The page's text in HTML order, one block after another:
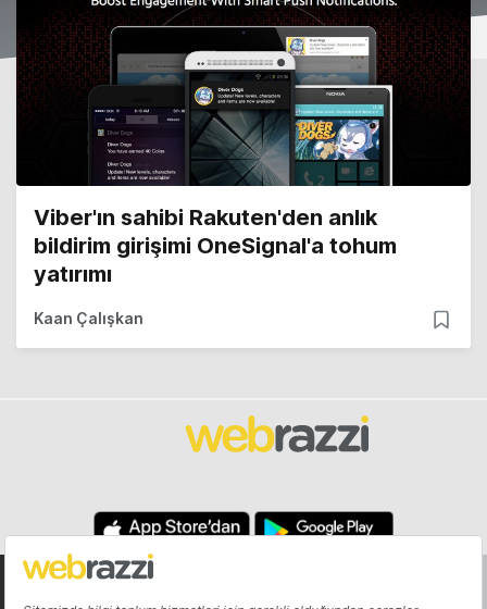
Viber'ın sahibi Rakuten'den anlık
bildirim girişimi OneSignal'a tohum
yatırımı
Kaan Çalışkan